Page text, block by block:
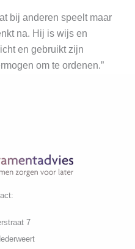
bij anderen speelt maar
na. Hij is wijs en
en gebruikt zijn
om te ordenen.”
7